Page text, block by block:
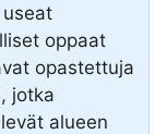
useat
oppaat
opastettuja
jotka
alueen